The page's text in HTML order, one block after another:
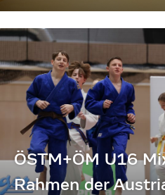
ÖSTM+ÖM U16
Rahmen der